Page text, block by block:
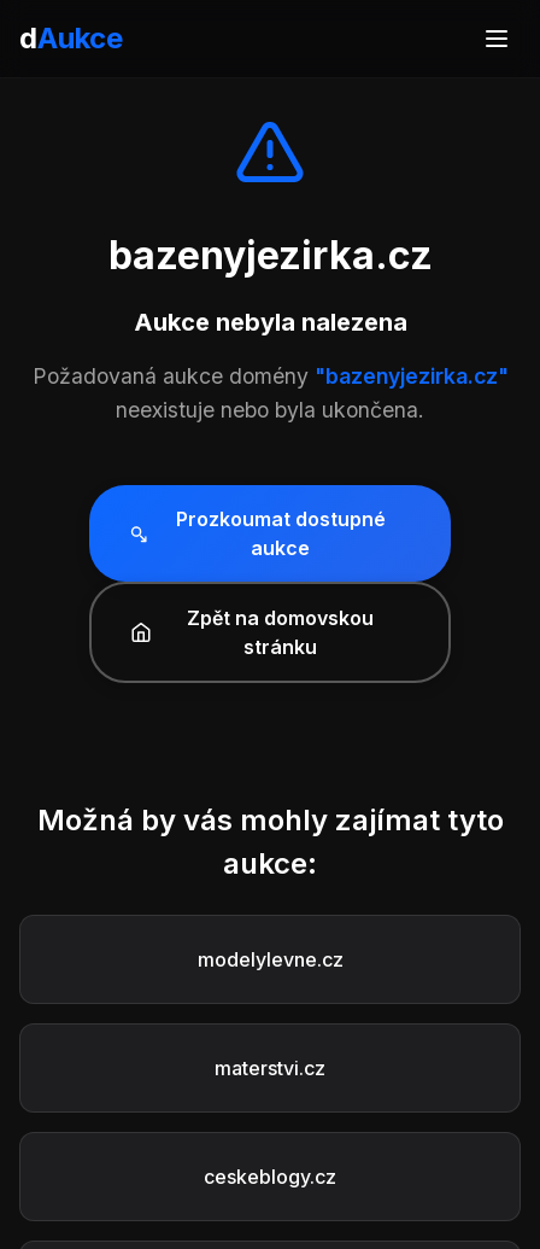
dAukce
bazenyjezirka.cz
Aukce nebyla nalezena
Požadovaná aukce domény "bazenyjezirka.cz"
neexistuje nebo byla ukončena.
Prozkoumat dostupné
aukce
Zpět na domovskou
stránku
Možná by vás mohly zajímat tyto
aukce:
modelylevne.cz
materstvi.cz
ceskeblogy.cz